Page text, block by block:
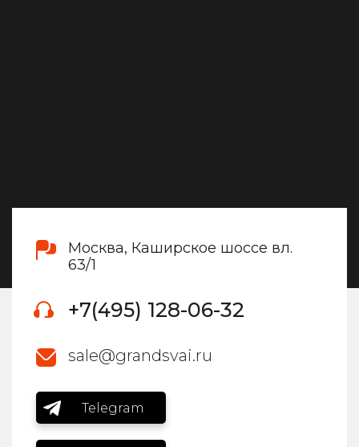
Москва, Каширское шоссе вл.
63/1
+7(495) 128-06-32
sale@grandsvai.ru
Telegram